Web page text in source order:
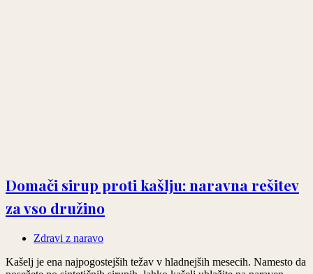
Domači sirup proti kašlju: naravna rešitev
za vso družino
Zdravi z naravo
Kašelj je ena najpogostejših težav v hladnejših mesecih. Namesto da